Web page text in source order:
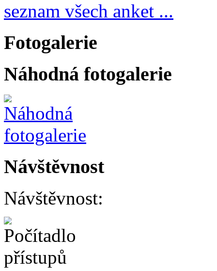
seznam všech anket ...
Fotogalerie
Náhodná fotogalerie
Návštěvnost
Návštěvnost: